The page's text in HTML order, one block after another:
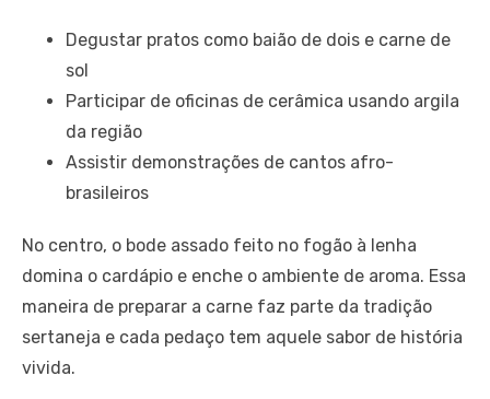
Degustar pratos como baião de dois e carne de
sol
Participar de oficinas de cerâmica usando argila
da região
Assistir demonstrações de cantos afro-
brasileiros
No centro, o bode assado feito no fogão à lenha
domina o cardápio e enche o ambiente de aroma. Essa
maneira de preparar a carne faz parte da tradição
sertaneja e cada pedaço tem aquele sabor de história
vivida.